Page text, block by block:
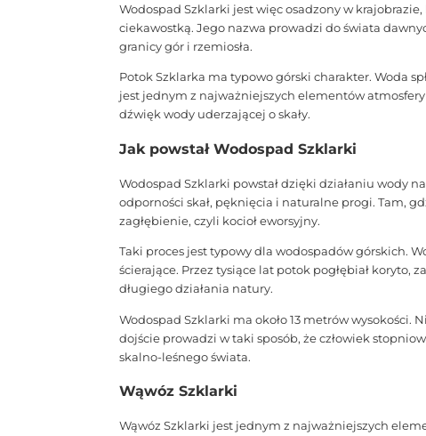
Wodospad Szklarki jest więc osadzony w
ciekawostką. Jego nazwa prowadzi do świata
granicy gór i rzemiosła.
Potok Szklarka ma typowo górski charakter. Woda
jest jednym z najważniejszych elementów
dźwięk wody uderzającej o skały.
Jak powstał Wodospad Szklarki
Wodospad Szklarki powstał dzięki działaniu wody
odporności skał, pęknięcia i naturalne progi. Tam,
zagłębienie, czyli kocioł eworsyjny.
Taki proces jest typowy dla wodospadów górskich.
ścierające. Przez tysiące lat potok pogłębiał koryto,
długiego działania natury.
Wodospad Szklarki ma około 13 metrów wysokości.
dojście prowadzi w taki sposób, że człowiek
skalno-leśnego świata.
Wąwóz Szklarki
Wąwóz Szklarki jest jednym z najważniejszych